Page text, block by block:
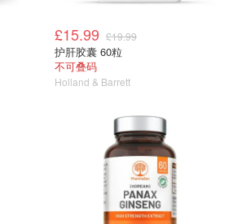
£15.99 £19.99
护肝胶囊 60粒
不可叠码
Holland & Barrett